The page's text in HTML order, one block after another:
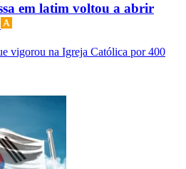
em latim voltou a abrir
vigorou na Igreja Católica por 400